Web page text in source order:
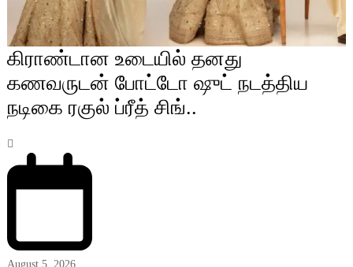
கிராண்டான உடையில் தனது
கணவருடன் போட்டோ ஷுட் நடத்திய
நடிகை ரகுல் ப்ரீத் சிங்..
August 5, 2026